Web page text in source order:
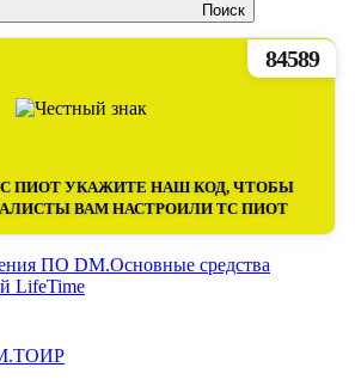
Поиск
84589
ПИОТ УКАЖИТЕ НАШ КОД, ЧТОБЫ
ВАМ НАСТРОИЛИ ТС ПИОТ
ПО DM.Основные средства
LifeTime